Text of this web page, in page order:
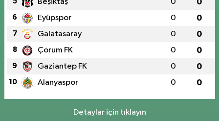
Beşiktaş 0 0
6 Eyüpspor 0 0
7 Galatasaray 0 0
8 Çorum FK 0 0
9 Gaziantep FK 0 0
10 Alanyaspor 0 0
Detaylar için tıklayın